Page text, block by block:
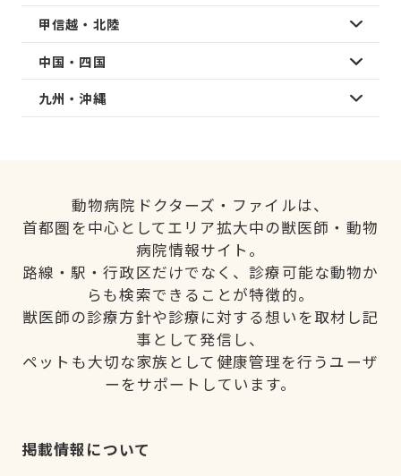
甲信越・北陸
中国・四国
九州・沖縄
動物病院ドクターズ・ファイルは、
首都圏を中心としてエリア拡大中の獣医師・動物
病院情報サイト。
路線・駅・行政区だけでなく、診療可能な動物か
らも検索できることが特徴的。
獣医師の診療方針や診療に対する想いを取材し記
事として発信し、
ペットも大切な家族として健康管理を行うユーザ
ーをサポートしています。
掲載情報について